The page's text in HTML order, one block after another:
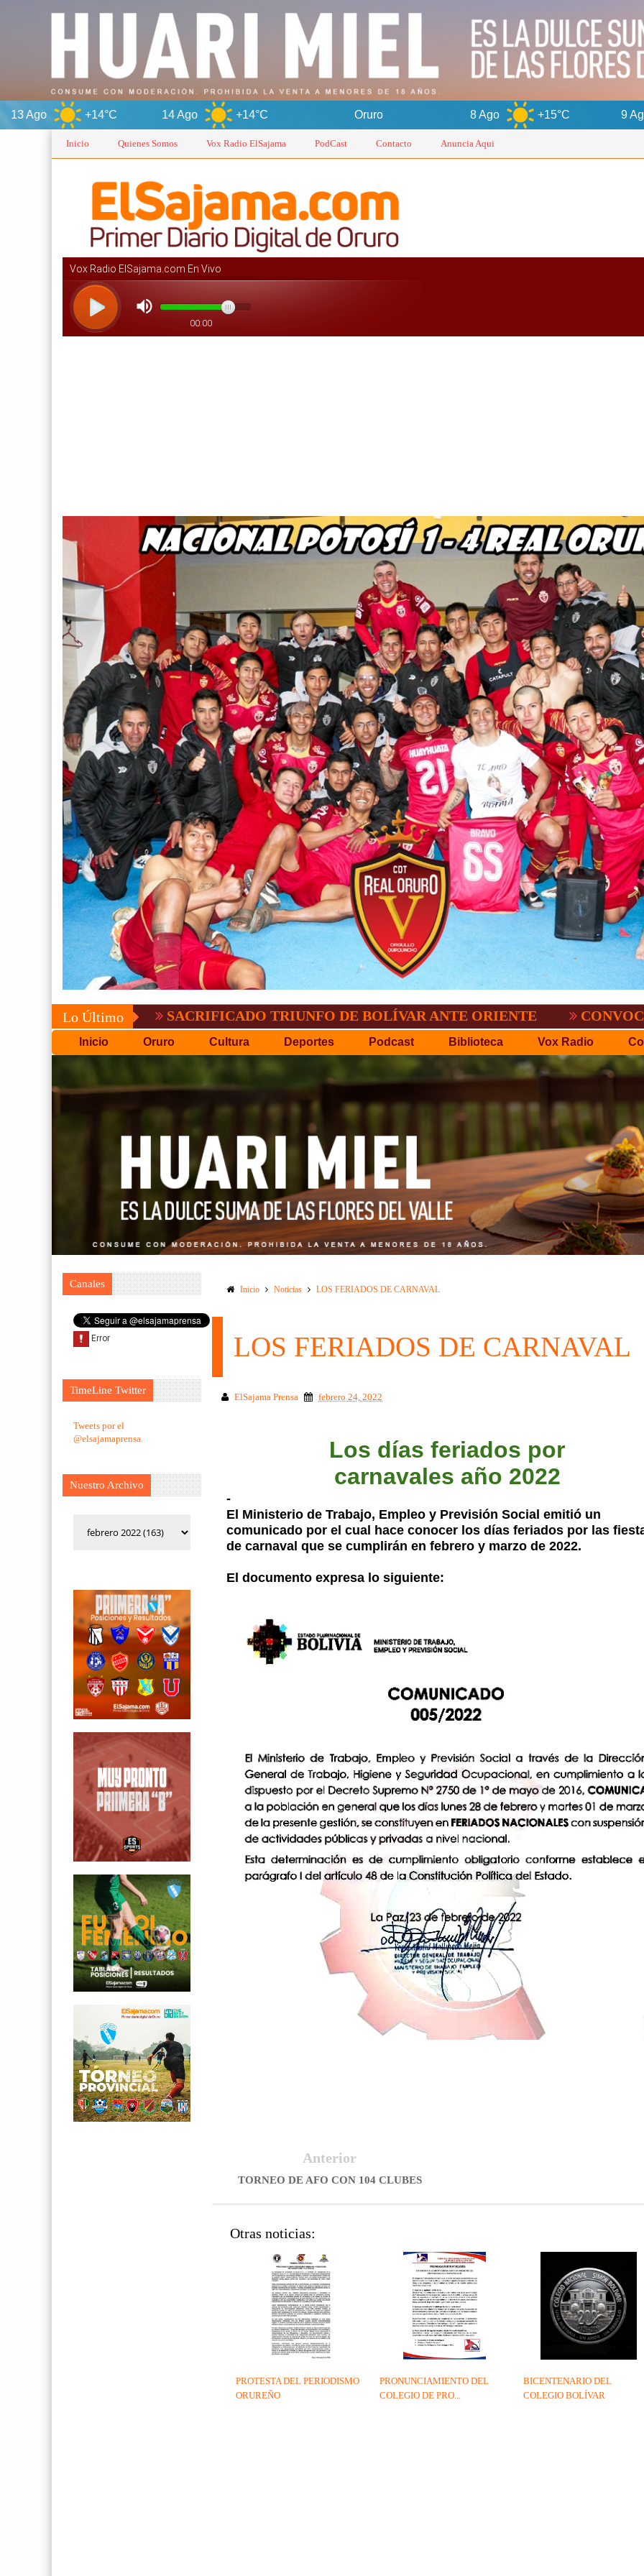
14 Ago +14°C Oruro 8 Ago +15°C 9 Ago +17°C
Inicio Quienes Somos Vox Radio ElSajama PodCast Contacto Anuncia Aqui
Lo Último
SACRIFICADO TRIUNFO DE BOLÍVAR ANTE ORIENTE CONVOCATORIA
Inicio Oruro Cultura Deportes Podcast Biblioteca Vox Radio
Canales
TimeLine Twitter
Tweets por el
@elsajamaprensa.
Nuestro Archivo
Inicio Noticias LOS FERIADOS DE CARNAVAL
LOS FERIADOS DE CARNAVAL
ElSajama Prensa febrero 24, 2022
Los días feriados por
carnavales año 2022
-
El Ministerio de Trabajo, Empleo y Previsión Social emitió un
comunicado por el cual hace conocer los días feriados por las
de carnaval que se cumplirán en febrero y marzo de 2022.
El documento expresa lo siguiente:
Anterior
TORNEO DE AFO CON 104 CLUBES
Otras noticias:
BICENTENARIO DEL
COLEGIO BOLÍVAR
PRONUNCIAMIENTO DEL
COLEGIO DE PRO...
PROTESTA DEL PERIODISMO
ORUREÑO